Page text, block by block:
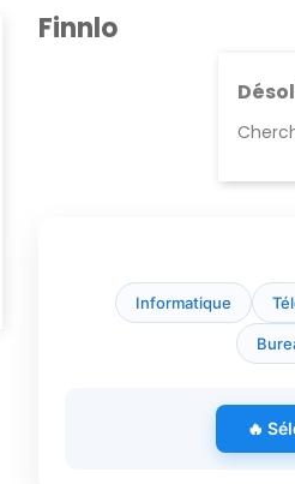
Finnlo
Informatique
🔥